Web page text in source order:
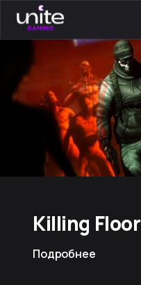
Killing Floor
Подробнее